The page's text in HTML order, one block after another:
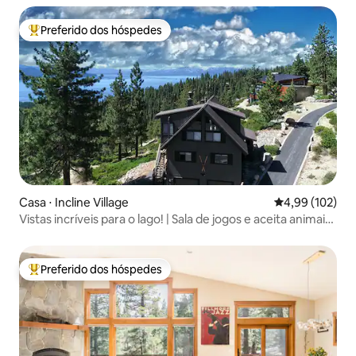
Entre os melhores preferidos dos hóspedes
Preferido dos hóspedes
Casa ⋅ Incline Village 4,99 de uma
4,99 (102)
Vistas incríveis para o lago! | Sala de jogos e aceita animais
Entre os melhores preferidos dos hóspedes
Preferido dos hóspedes